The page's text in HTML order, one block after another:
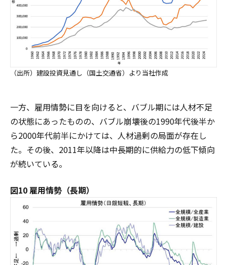
（出所）建設投資見通し（国土交通省）より当社作成
一方、雇用情勢に目を向けると、バブル期には人材不足
の状態にあったものの、バブル崩壊後の1990年代後半か
ら2000年代前半にかけては、人材過剰の局面が存在し
た。その後、2011年以降は中長期的に供給力の低下傾向
が続いている。
図10 雇用情勢（長期）